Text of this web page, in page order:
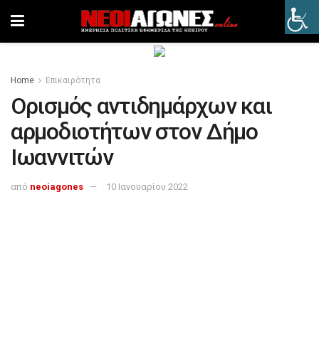
Home Επικαιρότητα
Ορισμός αντιδημάρχων και
αρμοδιοτήτων στον Δήμο
Ιωαννιτών
από neoiagones 10 Ιανουαρίου 2022